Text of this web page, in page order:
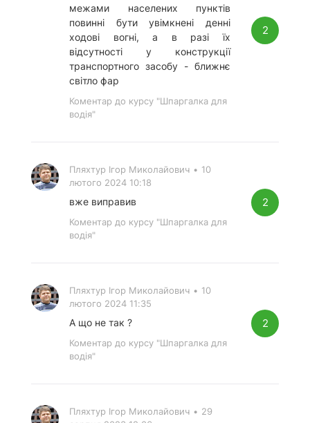
межами населених пунктів
повинні бути увімкнені денні
ходові вогні, а в разі їх
відсутності у конструкції
транспортного засобу - ближнє
світло фар
Коментар до курсу "Шпаргалка для
водія"
2
Пляхтур Ігор Миколайович • 10
лютого 2024 10:18
вже виправив
Коментар до курсу "Шпаргалка для
водія"
2
Пляхтур Ігор Миколайович • 10
лютого 2024 11:35
А що не так ?
Коментар до курсу "Шпаргалка для
водія"
2
Пляхтур Ігор Миколайович • 29